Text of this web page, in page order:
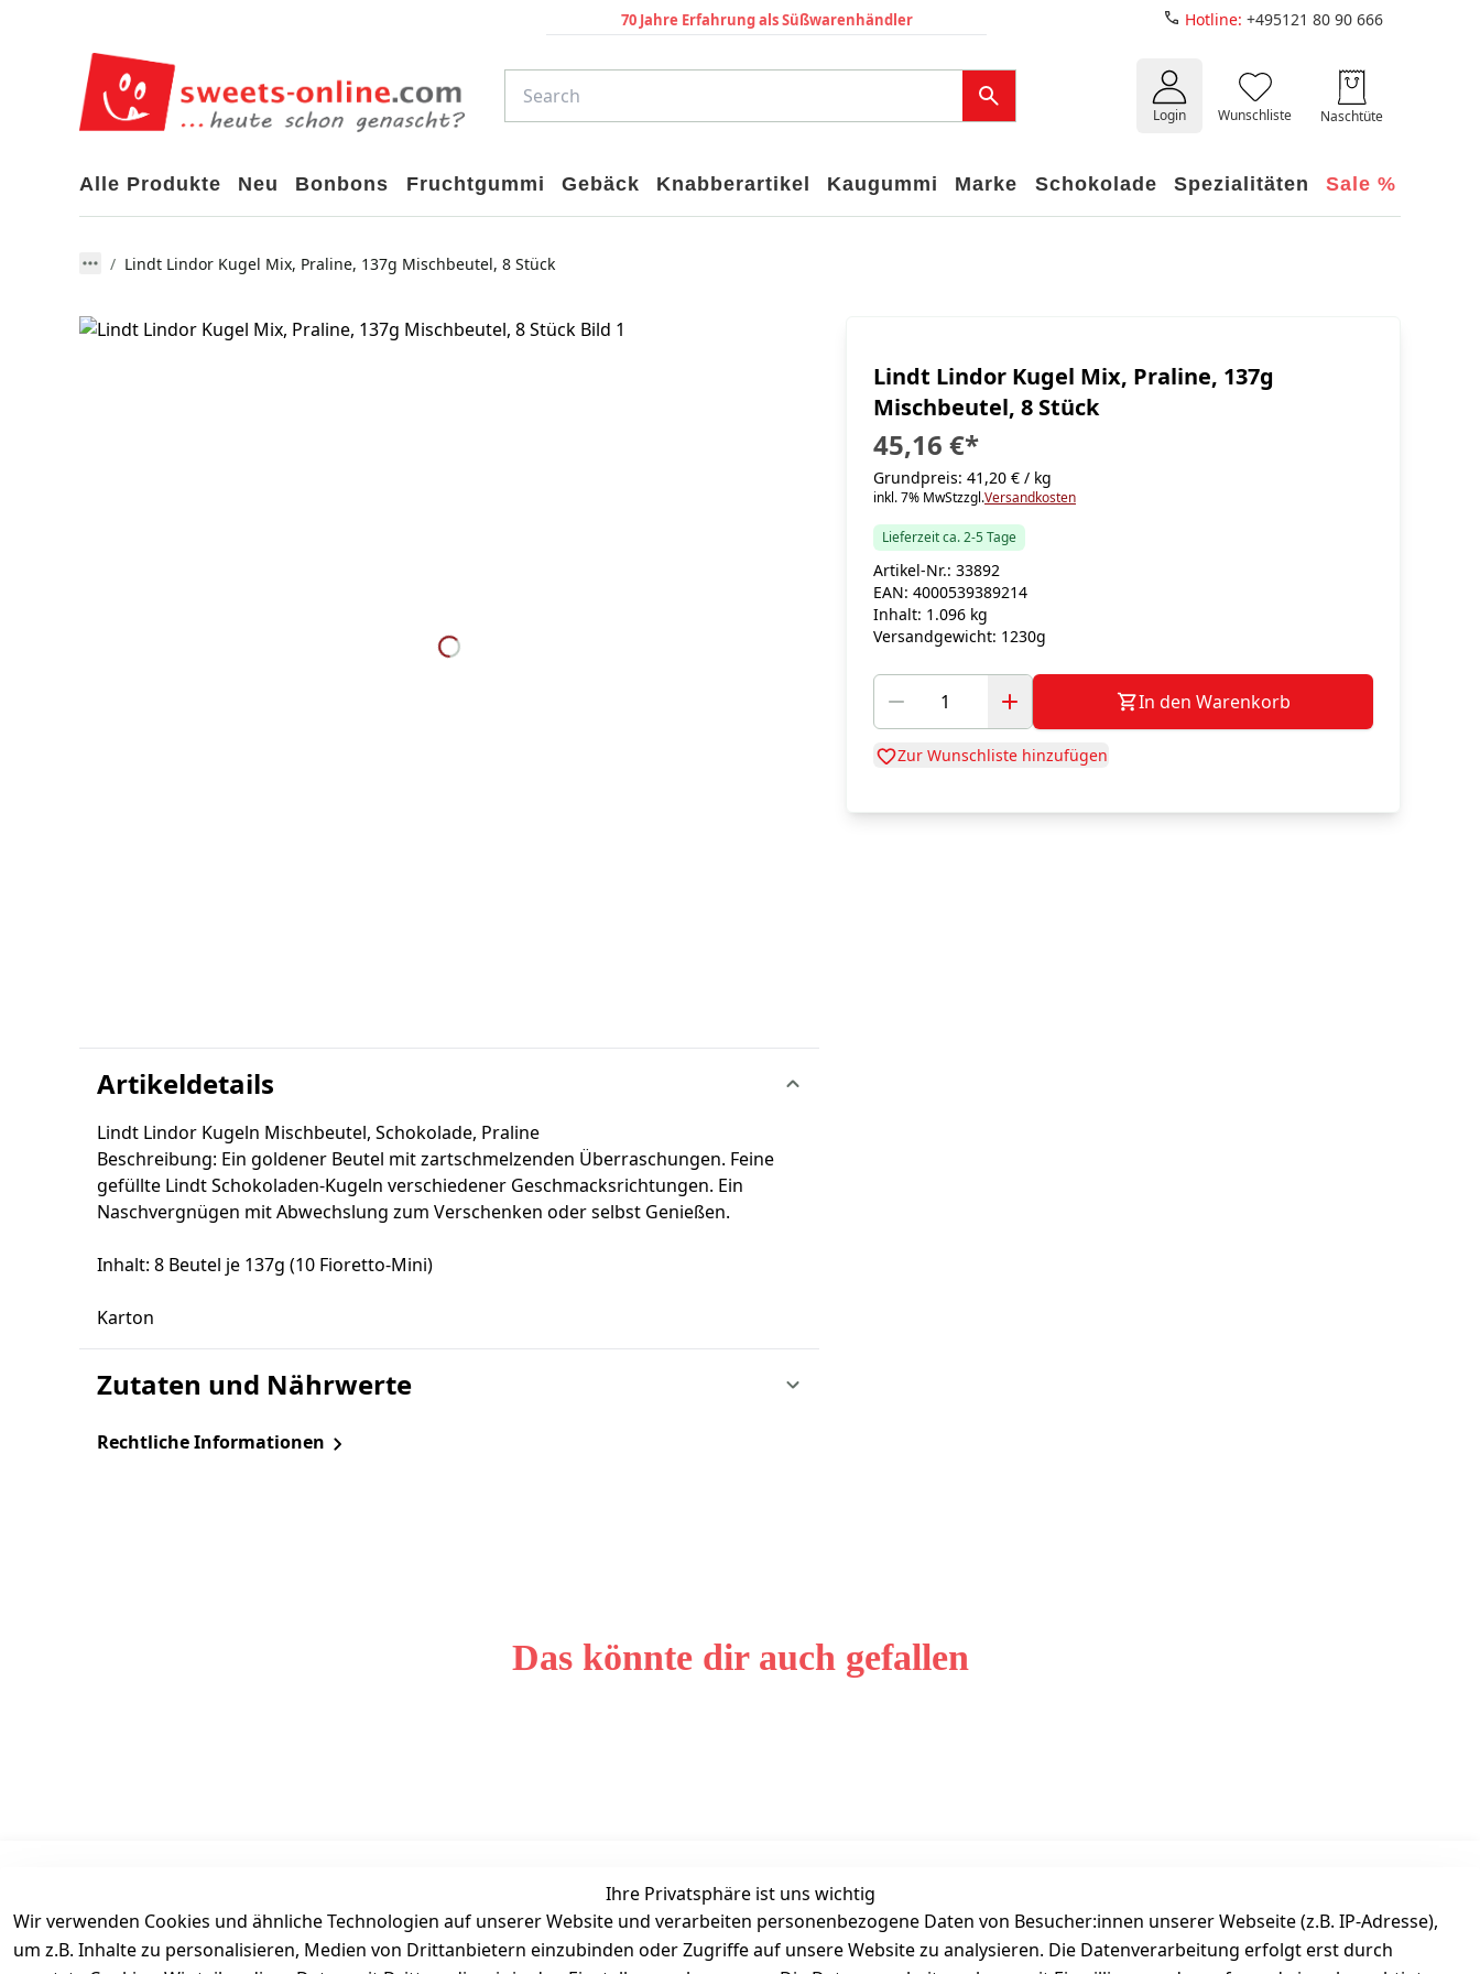
70 Jahre Erfahrung als Süßwarenhändler Hotline: +495121 80 90 666
Login Wunschliste Naschtüte
Alle Produkte Neu Bonbons Fruchtgummi Gebäck Knabberartikel Kaugummi Marke Schokolade Spezialitäten Sale %
Lindt Lindor Kugel Mix, Praline, 137g Mischbeutel, 8 Stück
Lindt Lindor Kugel Mix, Praline, 137g
Mischbeutel, 8 Stück
45,16 €*
Grundpreis: 41,20 € / kg
inkl. 7% MwStzzgl.Versandkosten
Lieferzeit ca. 2-5 Tage
Artikel-Nr.: 33892
EAN: 4000539389214
Inhalt: 1.096 kg
Versandgewicht: 1230g
In den Warenkorb
Zur Wunschliste hinzufügen
Artikeldetails
Lindt Lindor Kugeln Mischbeutel, Schokolade, Praline
Beschreibung: Ein goldener Beutel mit zartschmelzenden Überraschungen. Feine
gefüllte Lindt Schokoladen-Kugeln verschiedener Geschmacksrichtungen. Ein
Naschvergnügen mit Abwechslung zum Verschenken oder selbst Genießen.
Inhalt: 8 Beutel je 137g (10 Fioretto-Mini)
Karton
Zutaten und Nährwerte
Rechtliche Informationen
Das könnte dir auch gefallen
Ihre Privatsphäre ist uns wichtig
Wir verwenden Cookies und ähnliche Technologien auf unserer Website und verarbeiten personenbezogene Daten von Besucher:innen unserer Webseite (z.B. IP-Adresse),
um z.B. Inhalte zu personalisieren, Medien von Drittanbietern einzubinden oder Zugriffe auf unsere Website zu analysieren. Die Datenverarbeitung erfolgt erst durch
AGB
Kasse
Unternehmen
Bewertung